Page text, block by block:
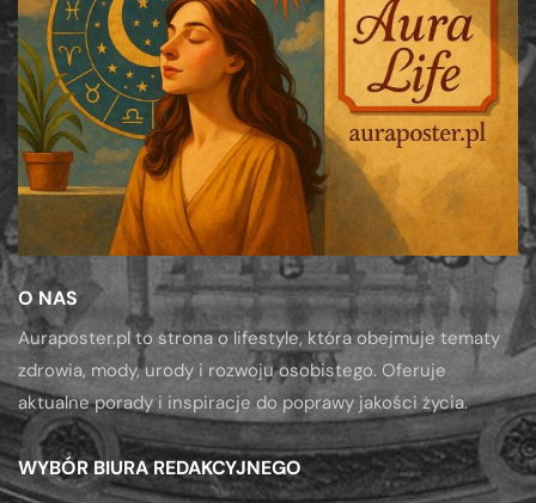
O NAS
Auraposter.pl to strona o lifestyle, która obejmuje tematy
zdrowia, mody, urody i rozwoju osobistego. Oferuje
aktualne porady i inspiracje do poprawy jakości życia.
WYBÓR BIURA REDAKCYJNEGO